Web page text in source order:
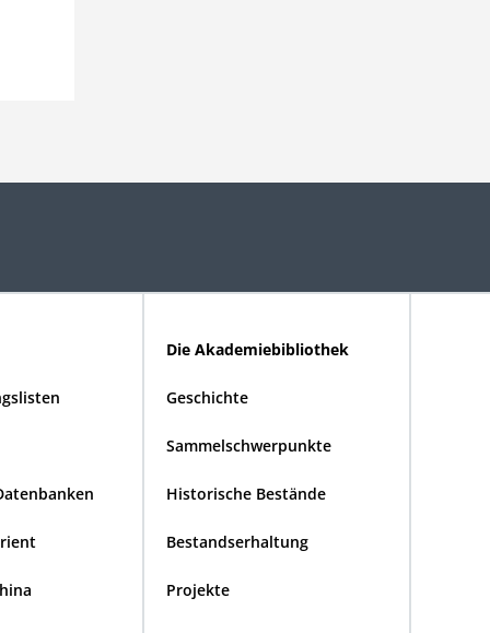
Die Akademiebibliothek
Geschichte
Sammelschwerpunkte
Historische Bestände
Bestandserhaltung
Projekte